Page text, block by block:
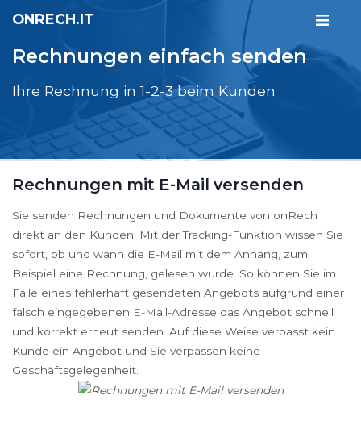
ONRECH.IT
Rechnungen einfach senden
Ihre Rechnung in 1-2-3 beim Kunden
Rechnungen mit E-Mail versenden
Sie senden Rechnungen und Dokumente von onRech
direkt an den Kunden. Mit der Tracking-Funktion wissen Sie
sofort, ob und wann die E-Mail mit dem Anhang, zum
Beispiel eine Rechnung, gelesen wurde. So können Sie im
Falle eines fehlerhaft gesendeten Angebots aufgrund einer
falsch eingegebenen E-Mail-Adresse das Angebot schnell
und korrekt erneut senden. Auf diese Weise verpasst kein
Kunde ein Angebot und Sie verpassen keine
Geschäftsgelegenheit.